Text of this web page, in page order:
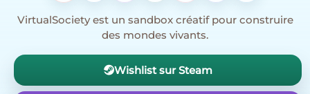
VirtualSociety est un sandbox créatif pour construire
des mondes vivants.
Wishlist sur Steam